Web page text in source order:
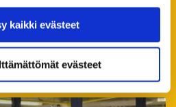
näkymisen.
varmistat, että kaikki
kaikki evästeet
evästeet
lukemaan